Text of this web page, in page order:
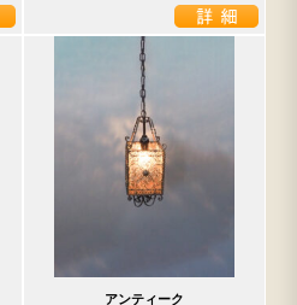
アンティーク